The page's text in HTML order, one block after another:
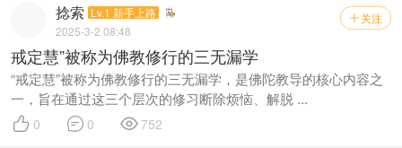
 关注
捻索 Lv.1 新手上路
2025-3-2 08:48
戒定慧”被称为佛教修行的三无漏学
“戒定慧”被称为佛教修行的三无漏学，是佛陀教导的核心内容之
一，旨在通过这三个层次的修习断除烦恼、解脱 ...
 0  0  752